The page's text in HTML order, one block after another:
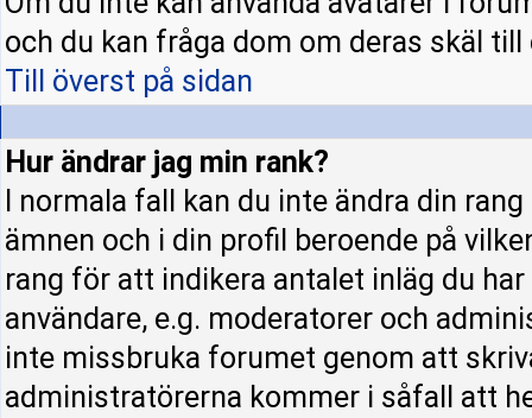
och du kan fråga dom om deras skäl
Till överst på sidan
Hur ändrar jag min rank?
I normala fall kan du inte ändra din
ämnen och i din profil beroende på
rang för att indikera antalet inläg du
användare, e.g. moderatorer och
inte missbruka forumet genom att
administratörerna kommer i såfall att